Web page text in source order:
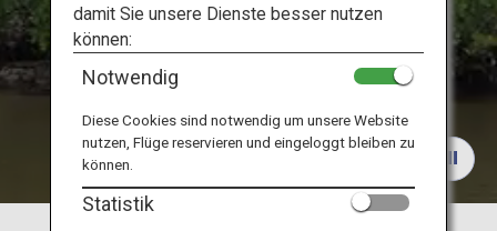
Reiseinformationen
damit Sie unsere Dienste besser nutzen
können:
Notwendig
Diese Cookies sind notwendig um unsere Website
nutzen, Flüge reservieren und eingeloggt bleiben zu
können.
Statistik